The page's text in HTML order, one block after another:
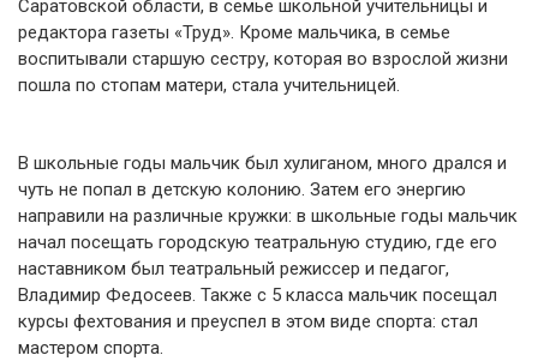
Саратовской области, в семье школьной учительницы и
редактора газеты «Труд». Кроме мальчика, в семье
воспитывали старшую сестру, которая во взрослой жизни
пошла по стопам матери, стала учительницей.
В школьные годы мальчик был хулиганом, много дрался и
чуть не попал в детскую колонию. Затем его энергию
направили на различные кружки: в школьные годы мальчик
начал посещать городскую театральную студию, где его
наставником был театральный режиссер и педагог,
Владимир Федосеев. Также с 5 класса мальчик посещал
курсы фехтования и преуспел в этом виде спорта: стал
мастером спорта.